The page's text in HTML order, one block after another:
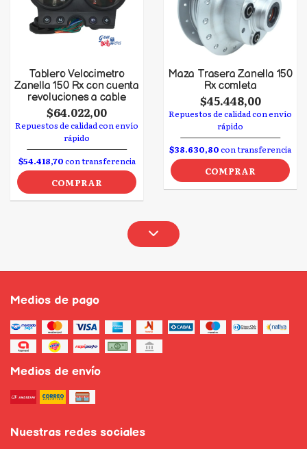
Tablero Velocimetro
Zanella 150 Rx con cuenta
revoluciones a cable
$64.022,00
Repuestos de calidad con envío
rápido
$54.418,70con transferencia
COMPRAR
Maza Trasera Zanella 150
Rx comleta
$45.448,00
Repuestos de calidad con envío
rápido
$38.630,80con transferencia
COMPRAR
Medios de pago
Medios de envío
Nuestras redes sociales